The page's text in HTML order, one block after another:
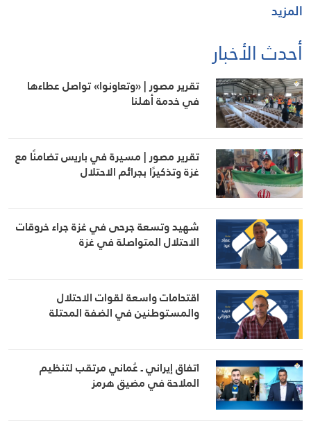
المزيد
أحدث الأخبار
تقرير مصور | «وتعاونوا» تواصل عطاءها
في خدمة أهلنا
تقرير مصور | مسيرة في باريس تضامنًا مع
غزة وتذكيرًا بجرائم الاحتلال
شهيد وتسعة جرحى في غزة جراء خروقات
الاحتلال المتواصلة في غزة
اقتحامات واسعة لقوات الاحتلال
والمستوطنين في الضفة المحتلة
اتفاق إيراني ـ عُماني مرتقب لتنظيم
الملاحة في مضيق هرمز